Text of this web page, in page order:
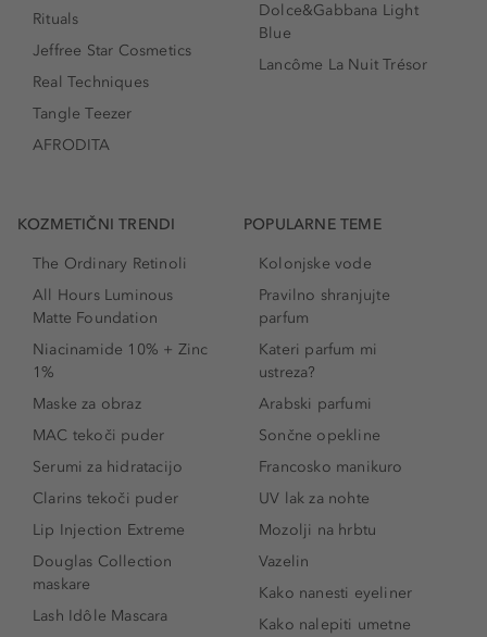
Rituals
Jeffree Star Cosmetics
Real Techniques
Tangle Teezer
AFRODITA
Dolce&Gabbana Light
Blue
Lancôme La Nuit Trésor
KOZMETIČNI TRENDI
The Ordinary Retinoli
All Hours Luminous
Matte Foundation
Niacinamide 10% + Zinc
1%
Maske za obraz
MAC tekoči puder
Serumi za hidratacijo
Clarins tekoči puder
Lip Injection Extreme
Douglas Collection
maskare
Lash Idôle Mascara
POPULARNE TEME
Kolonjske vode
Pravilno shranjujte
parfum
Kateri parfum mi
ustreza?
Arabski parfumi
Sončne opekline
Francosko manikuro
UV lak za nohte
Mozolji na hrbtu
Vazelin
Kako nanesti eyeliner
Kako nalepiti umetne